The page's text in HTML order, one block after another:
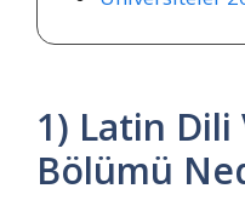
1) Latin Dili
Bölümü